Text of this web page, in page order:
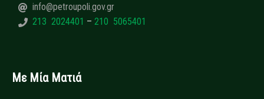
info@petroupoli.gov.gr
213 2024401 – 210 5065401
Με Μία Ματιά